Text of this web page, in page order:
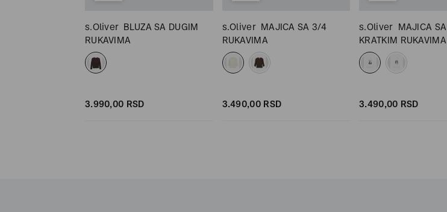
s.Oliver BLUZA SA DUGIM
RUKAVIMA
3.990,00 RSD
s.Oliver MAJICA SA 3/4
RUKAVIMA
3.490,00 RSD
s.Oliver MAJICA SA
KRATKIM RUKAVIMA
3.490,00 RSD